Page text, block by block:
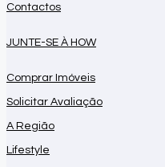
Contactos
JUNTE-SE À HOW
Comprar Imóveis
Solicitar Avaliação
A Região
Lifestyle